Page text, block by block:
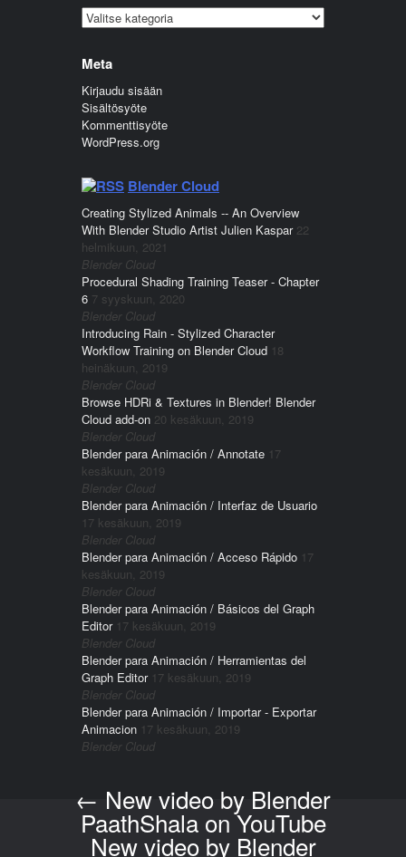
Kategoriat
Meta
Kirjaudu sisään
Sisältösyöte
Kommenttisyöte
WordPress.org
Blender Cloud
Creating Stylized Animals -- An Overview
With Blender Studio Artist Julien Kaspar 22
helmikuun, 2021
Blender Cloud
Procedural Shading Training Teaser - Chapter
6 7 syyskuun, 2020
Blender Cloud
Introducing Rain - Stylized Character
Workflow Training on Blender Cloud 18
heinäkuun, 2019
Blender Cloud
Browse HDRi & Textures in Blender! Blender
Cloud add-on 20 kesäkuun, 2019
Blender Cloud
Blender para Animación / Annotate 17
kesäkuun, 2019
Blender Cloud
Blender para Animación / Interfaz de Usuario
17 kesäkuun, 2019
Blender Cloud
Blender para Animación / Acceso Rápido 17
kesäkuun, 2019
Blender Cloud
Blender para Animación / Básicos del Graph
Editor 17 kesäkuun, 2019
Blender Cloud
Blender para Animación / Herramientas del
Graph Editor 17 kesäkuun, 2019
Blender Cloud
Blender para Animación / Importar - Exportar
Animacion 17 kesäkuun, 2019
Blender Cloud
Post navigation
← New video by Blender
PaathShala on YouTube
New video by Blender